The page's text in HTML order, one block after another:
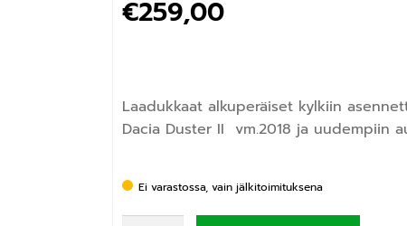
€259,00
Laadukkaat alkuperäiset kylkiin
Dacia Duster II vm.2018 ja uudempiin
Ei varastossa, vain jälkitoimituksena